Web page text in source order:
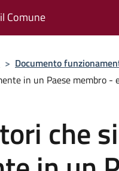
Comune
> Documento
in un Paese membro -
che